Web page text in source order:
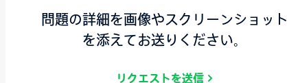
問題の詳細を画像やスクリーンショット
を添えてお送りください。
リクエストを送信